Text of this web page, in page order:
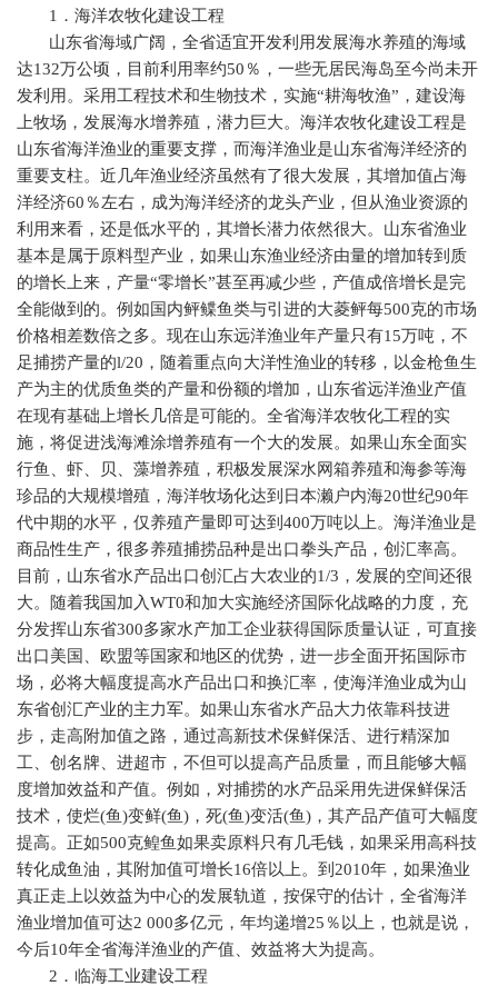
1 ．海洋农牧化建设工程
山东省海域广阔，全省适宜开发利用发展海水养殖的海域
达132万公顷，目前利用率约50 ％，一些无居民海岛至今尚未开
发利用。采用工程技术和生物技术，实施“耕海牧渔”，建设海
上牧场，发展海水增养殖，潜力巨大。海洋农牧化建设工程是
山东省海洋渔业的重要支撑，而海洋渔业是山东省海洋经济的
重要支柱。近几年渔业经济虽然有了很大发展，其增加值占海
洋经济60 ％左右，成为海洋经济的龙头产业，但从渔业资源的
利用来看，还是低水平的，其增长潜力依然很大。山东省渔业
基本是属于原料型产业，如果山东渔业经济由量的增加转到质
的增长上来，产量“零增长”甚至再减少些，产值成倍增长是完
全能做到的。例如国内鲆鲽鱼类与引进的大菱鲆每500克的市场
价格相差数倍之多。现在山东远洋渔业年产量只有15万吨，不
足捕捞产量的l/20 ，随着重点向大洋性渔业的转移，以金枪鱼生
产为主的优质鱼类的产量和份额的增加，山东省远洋渔业产值
在现有基础上增长几倍是可能的。全省海洋农牧化工程的实
施，将促进浅海滩涂增养殖有一个大的发展。如果山东全面实
行鱼、虾、贝、藻增养殖，积极发展深水网箱养殖和海参等海
珍品的大规模增殖，海洋牧场化达到日本濑户内海20世纪90年
代中期的水平，仅养殖产量即可达到 400万吨以上。海洋渔业是
商品性生产，很多养殖捕捞品种是出口拳头产品，创汇率高。
目前，山东省水产品出口创汇占大农业的1/3 ，发展的空间还很
大。随着我国加入WT0和加大实施经济国际化战略的力度，充
分发挥山东省300多家水产加工企业获得国际质量认证，可直接
出口美国、欧盟等国家和地区的优势，进一步全面开拓国际市
场，必将大幅度提高水产品出口和换汇率，使海洋渔业成为山
东省创汇产业的主力军。如果山东省水产品大力依靠科技进
步，走高附加值之路，通过高新技术保鲜保活、进行精深加
工、创名牌、进超市，不但可以提高产品质量，而且能够大幅
度增加效益和产值。例如，对捕捞的水产品采用先进保鲜保活
技术，使烂(鱼)变鲜(鱼) ，死(鱼)变活(鱼) ，其产品产值可大幅度
提高。正如500克鳇鱼如果卖原料只有几毛钱，如果采用高科技
转化成鱼油，其附加值可增长16倍以上。到 2010年，如果渔业
真正走上以效益为中心的发展轨道，按保守的估计，全省海洋
渔业增加值可达2 000多亿元，年均递增25 ％以上，也就是说，
今后10年全省海洋渔业的产值、效益将大为提高。
2 ．临海工业建设工程